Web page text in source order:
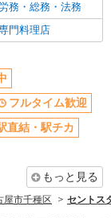
務・総務・法務
門料理店
フルタイム歓迎
直結・駅チカ
もっと見る
屋市千種区 セントス